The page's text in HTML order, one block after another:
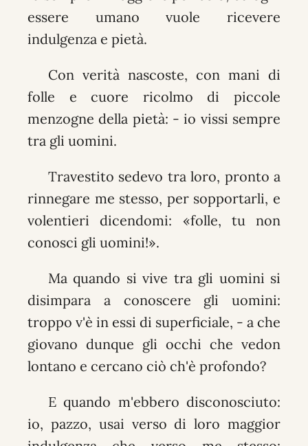
essere umano vuole ricevere
indulgenza e pietà.
Con verità nascoste, con mani di
folle e cuore ricolmo di piccole
menzogne della pietà: - io vissi sempre
tra gli uomini.
Travestito sedevo tra loro, pronto a
rinnegare me stesso, per sopportarli, e
volentieri dicendomi: «folle, tu non
conosci gli uomini!».
Ma quando si vive tra gli uomini si
disimpara a conoscere gli uomini:
troppo v'è in essi di superficiale, - a che
giovano dunque gli occhi che vedon
lontano e cercano ciò ch'è profondo?
E quando m'ebbero disconosciuto:
io, pazzo, usai verso di loro maggior